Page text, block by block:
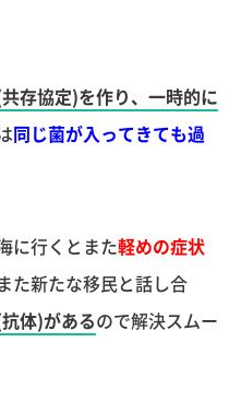
存協定)を作り、一時的に
同じ菌が入ってきても過
に行くとまた軽めの症状
た新たな移民と話し合
体)があるので解決スムー